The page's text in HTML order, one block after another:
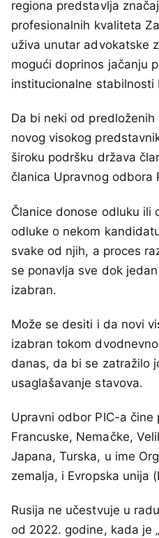
regiona predstavlja
profesionalnih kvaliteta
uživa unutar advokatske
mogući doprinos jačanju
institucionalne stabilnosti
Da bi neki od
novog visokog
široku podršku država
članica Upravnog odbora
Članice donose odluku ili
odluke o nekom
svake od njih, a proces
se ponavlja sve dok
izabran.
Može se desiti i da novi
izabran tokom
danas, da bi se zatražilo
usaglašavanje stavova.
Upravni odbor PIC-a čine
Francuske, Nemačke,
Japana, Turska, u ime
zemalja, i Evropska unija
Rusija ne učestvuje u
od 2022. godine, kada je